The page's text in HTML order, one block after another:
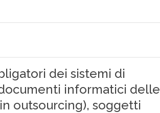
dei sistemi di
informatici delle
outsourcing), soggetti